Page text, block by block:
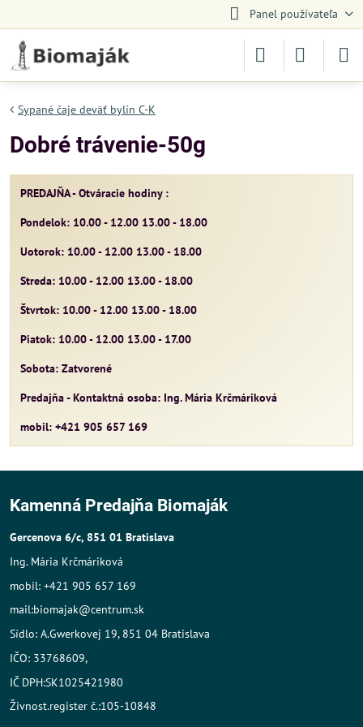
Panel používateľa
Sypané čaje deväť bylín C-K
Dobré trávenie-50g
PREDAJŇA - Otváracie hodiny :
Pondelok: 10.00 - 12.00 13.00 - 18.00
Uotorok: 10.00 - 12.00 13.00 - 18.00
Streda: 10.00 - 12.00 13.00 - 18.00
Štvrtok: 10.00 - 12.00 13.00 - 18.00
Piatok: 10.00 - 12.00 13.00 - 17.00
Sobota: Zatvorené
Predajňa - Kontaktná osoba: Ing. Mária Krčmáriková
mobil: +421 905 657 169
Kamenná Predajňa Biomaják
Gercenova 6/c, 851 01 Bratislava
Ing. Mária Krčmáriková
mobil: +421 905 657 169
mail:biomajak@centrum.sk
Sídlo: A.Gwerkovej 19, 851 04 Bratislava
IČO: 33768609,
IČ DPH:SK1025421980
Živnost.register č.:105-10848